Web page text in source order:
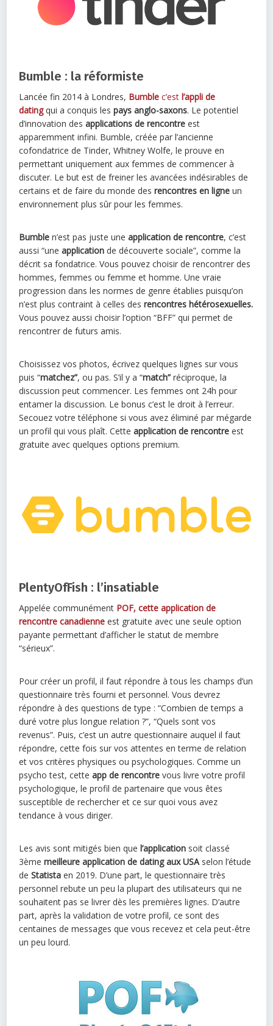
Bumble : la réformiste
Lancée fin 2014 à Londres, Bumble c’estl’appli de
datingqui a conquis lespays anglo-saxons. Le potentiel
d’innovation desapplications de rencontre est
apparemment infini. Bumble, créée par l’ancienne
cofondatrice de Tinder, Whitney Wolfe, le prouve en
permettant uniquement aux femmes de commencer à
discuter. Le but est de freiner les avancées indésirables de
certains et de faire du monde des rencontres en ligne un
environnement plus sûr pour les femmes.
Bumble n’est pas juste une application de rencontre, c’est
aussi “une application de découverte sociale”, comme la
décrit sa fondatrice. Vous pouvez choisir de rencontrer des
hommes, femmes ou femme et homme. Une vraie
progression dans les normes de genre établies puisqu’on
n’est plus contraint à celles desrencontres hétérosexuelles.
Vous pouvez aussi choisir l’option “BFF” qui permet de
rencontrer de futurs amis.
Choisissez vos photos, écrivez quelques lignes sur vous
puis “matchez”, ou pas. S’il y a “match” réciproque, la
discussion peut commencer. Les femmes ont 24h pour
entamer la discussion. Le bonus c’est le droit à l’erreur.
Secouez votre téléphone si vous avez éliminé par mégarde
un profil qui vous plaît. Cetteapplication de rencontre est
gratuite avec quelques options premium.
PlentyOfFish : l’insatiable
Appelée communément POF, cette application de
rencontre canadienne est gratuite avec une seule option
payante permettant d’afficher le statut de membre
“sérieux”.
Pour créer un profil, il faut répondre à tous les champs d’un
questionnaire très fourni et personnel. Vous devrez
répondre à des questions de type : “Combien de temps a
duré votre plus longue relation ?”, “Quels sont vos
revenus”. Puis, c’est un autre questionnaire auquel il faut
répondre, cette fois sur vos attentes en terme de relation
et vos critères physiques ou psychologiques. Comme un
psycho test, cette app de rencontre vous livre votre profil
psychologique, le profil de partenaire que vous êtes
susceptible de rechercher et ce sur quoi vous avez
tendance à vous diriger.
Les avis sont mitigés bien quel’application soit classé
3èmemeilleure application de dating aux USAselon l’étude
de Statista en 2019. D’une part, le questionnaire très
personnel rebute un peu la plupart des utilisateurs qui ne
souhaitent pas se livrer dès les premières lignes. D’autre
part, après la validation de votre profil, ce sont des
centaines de messages que vous recevez et cela peut-être
un peu lourd.